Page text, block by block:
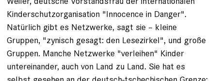
Kinderschutzorganisation "Innocence in Danger".
Natürlich gibt es Netzwerke, sagt sie – kleine
Gruppen, "zynisch gesagt: den Lesezirkel", und große
Gruppen. Manche Netzwerke "verleihen" Kinder
untereinander, auch von Land zu Land. Sie hat es